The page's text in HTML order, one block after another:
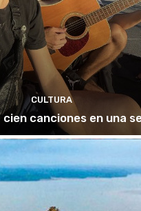
CULTURA
canciones en una